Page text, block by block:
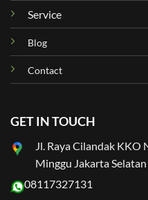
Service
Blog
Contact
GET IN TOUCH
Jl. Raya Cilandak KKO
Minggu Jakarta Selatan
08117327131